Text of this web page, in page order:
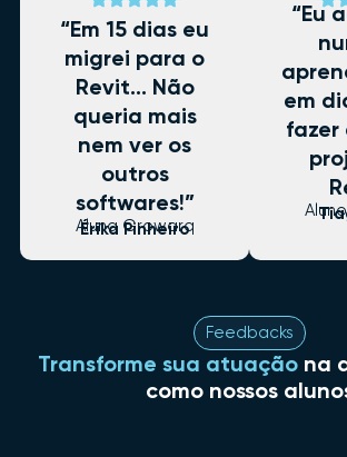
“Em 15 dias eu
migrei para o
Revit… Não
queria mais
nem ver os
outros
softwares!”
Érika Pinheiro
Aluna Growarq
“Eu
em
fazer
Feedbacks
Transforme sua atuação na
como nossos